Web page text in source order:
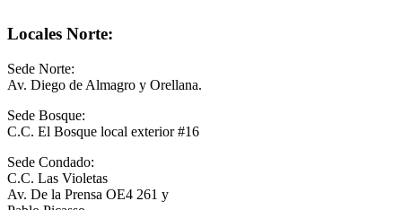
Locales Norte:
Sede Norte:
Av. Diego de Almagro y Orellana.
Sede Bosque:
C.C. El Bosque local exterior #16
Sede Condado:
C.C. Las Violetas
Av. De la Prensa OE4 261 y